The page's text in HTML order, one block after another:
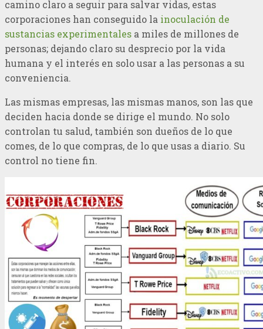
camino claro a seguir para salvar vidas, estas
corporaciones han conseguido la inoculación de
sustancias experimentales a miles de millones de
personas; dejando claro su desprecio por la vida
humana y el interés en solo usar a las personas a su
conveniencia.
Las mismas empresas, las mismas manos, son las que
deciden hacia donde se dirige el mundo. No solo
controlan tu salud, también son dueños de lo que
comes, de lo que compras, de lo que usas a diario. Su
control no tiene fin.